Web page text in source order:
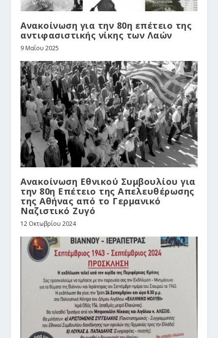
Ανακοίνωση για την 80η επέτειο της
αντιφασιστικής νίκης των Λαών
9 Μαΐου 2025
Ανακοίνωση Εθνικού Συμβουλίου για
την 80η Επέτειο της Απελευθέρωσης
της Αθήνας από το Γερμανικό
Ναζιστικό Ζυγό
12 Οκτωβρίου 2024